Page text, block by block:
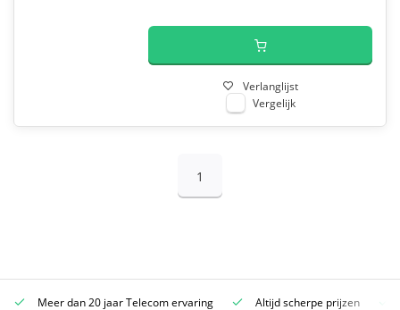
Verlanglijst
Vergelijk
1
Meer dan 20 jaar Telecom ervaring Altijd scherpe prijzen